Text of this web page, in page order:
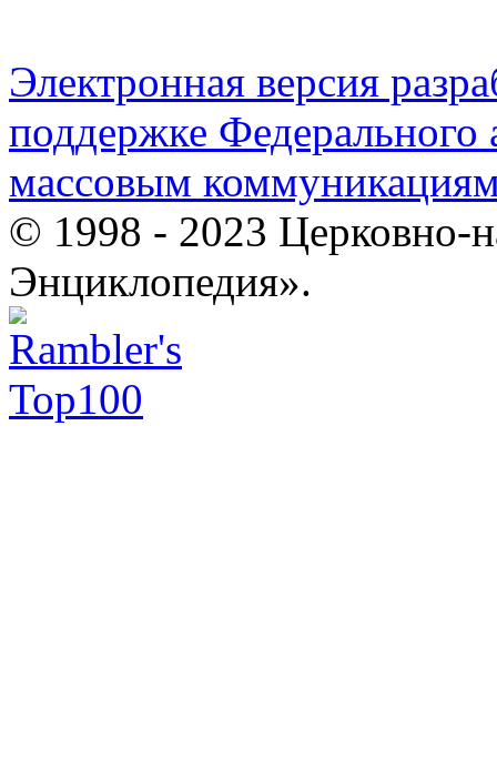
Электронная версия
поддержке Федерального
массовым
© 1998 - 2023 Церковно-
Энциклопедия».